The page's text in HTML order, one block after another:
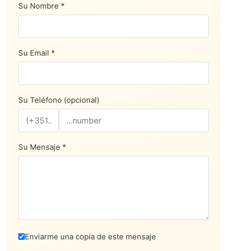
Su Nombre *
Su Email *
Su Teléfono (opcional)
Su Mensaje *
Enviarme una copia de este mensaje